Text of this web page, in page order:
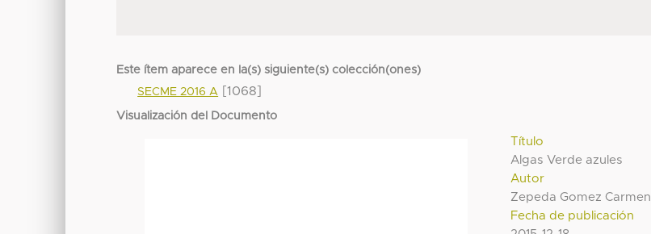
Este ítem aparece en la(s) siguiente(s) colección(ones)
SECME 2016 A [1068]
Visualización del Documento
Título
Algas Verde azules
Autor
Zepeda Gomez Carmen
Fecha de publicación